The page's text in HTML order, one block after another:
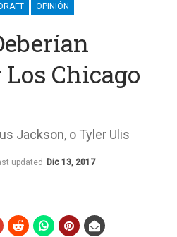
OPINIÓN
Chicago
Jackson, o Tyler Ulis
updated Dic 13, 2017